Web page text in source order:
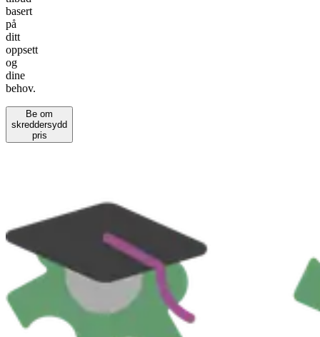
basert
på
ditt
oppsett
og
dine
behov.
Be om
skreddersydd
pris